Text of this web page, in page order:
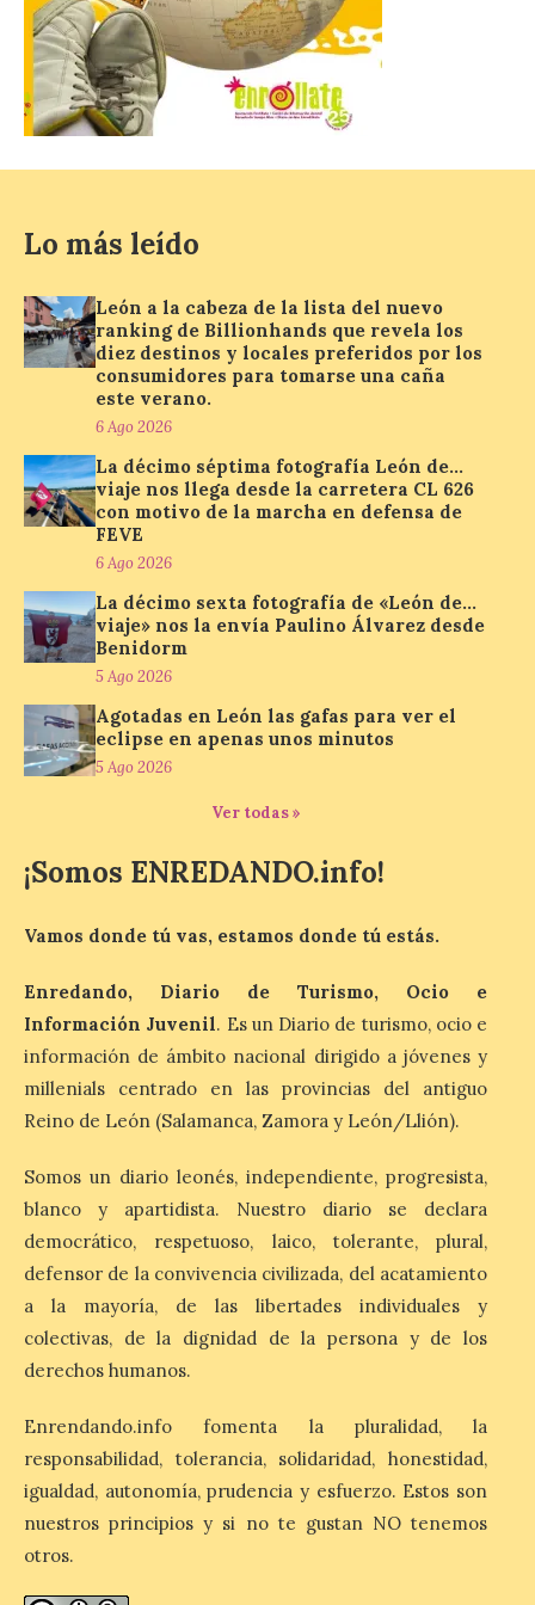
Billionhands que revela
los diez destinos y locales
preferidos por los
consumidores para
tomarse una caña este
verano.
El nuevo ranking de
diez destinos y locales
preferidos por los
consumidores para
tomarse una caña este verano, con León y
Madrid a la cabeza de la lista. Salamanca
ocupa el noveno lugar. Los españoles
priorizan las […]
El Ayuntamiento de La
Bañeza presenta el
Festival One More Time,
una cita con la música de
los 80 y 90 para el 16 de
agosto en la Plaza Mayor.
6 Ago 2026
Se celebrará el próximo
domingo 16 de agosto, a
en la Plaza Mayor de la
acogido esta mañana la presentación
oficial del Festival One […]
“Mirar un eclipse sin
protección adecuada
puede causar daños
irreversibles en la retina”
6 Ago 2026
La retinopatía solar puede
provocar pérdida de
visión central, manchas en
el campo visual y
alteraciones en la
percepción de formas y colores. El
San Juan de Dios de León, Dr. Mahave
Ruiz, advierte de […]
La décimo séptima
fotografía León de…viaje
nos llega desde la
carretera CL 626 con
motivo de la marcha en
defensa de FEVE
Lo más leído
León a la cabeza de la lista del nuevo
ranking de Billionhands que revela los
diez destinos y locales preferidos por los
consumidores para tomarse una caña
este verano.
6 Ago 2026
La décimo séptima fotografía León de…
viaje nos llega desde la carretera CL 626
con motivo de la marcha en defensa de
FEVE
6 Ago 2026
La décimo sexta fotografía de «León de…
viaje» nos la envía Paulino Álvarez desde
Benidorm
5 Ago 2026
Agotadas en León las gafas para ver el
eclipse en apenas unos minutos
5 Ago 2026
Ver todas »
¡Somos ENREDANDO.info!
Vamos donde tú vas, estamos donde tú estás.
Enredando, Diario de Turismo, Ocio e
Información Juvenil. Es un Diario de turismo, ocio e
información de ámbito nacional dirigido a jóvenes y
millenials centrado en las provincias del antiguo
Reino de León (Salamanca, Zamora y León/Llión).
Somos un diario leonés, independiente, progresista,
blanco y apartidista. Nuestro diario se declara
democrático, respetuoso, laico, tolerante, plural,
defensor de la convivencia civilizada, del acatamiento
a la mayoría, de las libertades individuales y
colectivas, de la dignidad de la persona y de los
derechos humanos.
Enrendando.info fomenta la pluralidad, la
responsabilidad, tolerancia, solidaridad, honestidad,
igualdad, autonomía, prudencia y esfuerzo. Estos son
nuestros principios y si no te gustan NO tenemos
otros.